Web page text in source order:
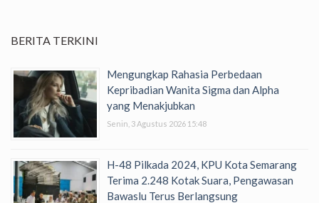
BERITA TERKINI
Mengungkap Rahasia Perbedaan
Kepribadian Wanita Sigma dan Alpha
yang Menakjubkan
Senin, 3 Agustus 2026 15:48
H-48 Pilkada 2024, KPU Kota Semarang
Terima 2.248 Kotak Suara, Pengawasan
Bawaslu Terus Berlangsung